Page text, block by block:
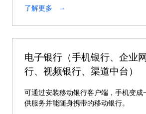
了解更多
电子银行（手机银行、企业
行、视频银行、渠道中台）
可通过安装移动银行客户端，手机变成
供服务并能随身携带的移动银行。